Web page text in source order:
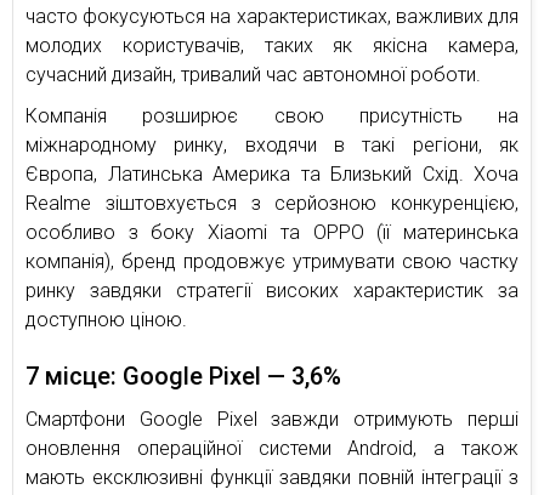
часто фокусуються на характеристиках, важливих для
молодих користувачів, таких як якісна камера,
сучасний дизайн, тривалий час автономної роботи.
Компанія розширює свою присутність на
міжнародному ринку, входячи в такі регіони, як
Європа, Латинська Америка та Близький Схід. Хоча
Realme зіштовхується з серйозною конкуренцією,
особливо з боку Xiaomi та OPPO (її материнська
компанія), бренд продовжує утримувати свою частку
ринку завдяки стратегії високих характеристик за
доступною ціною.
7 місце: Google Pixel — 3,6%
Смартфони Google Pixel завжди отримують перші
оновлення операційної системи Android, а також
мають ексклюзивні функції завдяки повній інтеграції з